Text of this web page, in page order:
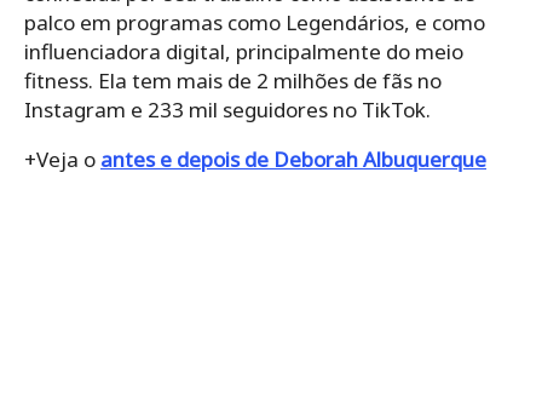
palco em programas como Legendários, e como
influenciadora digital, principalmente do meio
fitness. Ela tem mais de 2 milhões de fãs no
Instagram e 233 mil seguidores no TikTok.
+Veja o antes e depois de Deborah Albuquerque